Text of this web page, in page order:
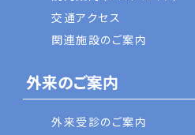
交通アクセス
関連施設のご案内
外来のご案内
外来受診のご案内